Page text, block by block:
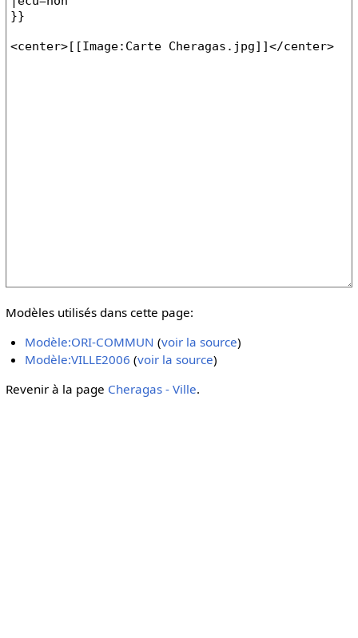
Modèles utilisés dans cette page:
Modèle:ORI-COMMUN (voir la source)
Modèle:VILLE2006 (voir la source)
Revenir à la page Cheragas - Ville.